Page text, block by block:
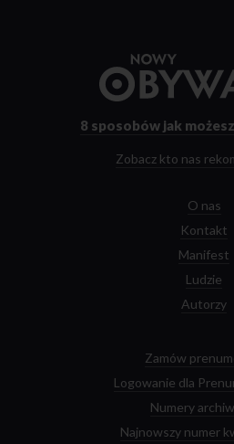
8 sposobów jak
Zobacz kto nas
O nas
Kontakt
Manifest
Ludzie
Autorzy
Zamów
Logowanie dla
Numery
Najnowszy numer